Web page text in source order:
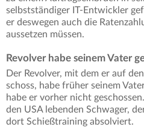
selbstständiger IT-Entwickler
er deswegen auch die
aussetzen müssen.
Revolver habe seinem Vater
Der Revolver, mit dem er auf
schoss, habe früher seinem
habe er vorher nicht
den USA lebenden Schwager,
dort Schießtraining absolviert.